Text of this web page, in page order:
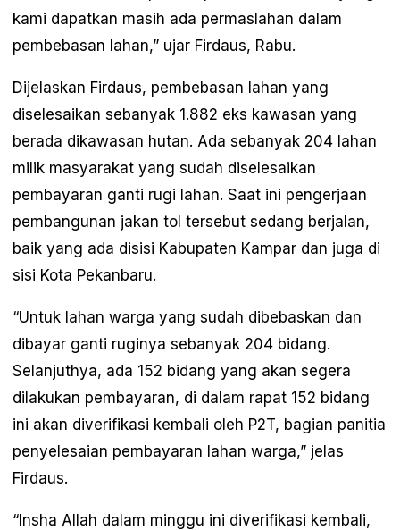
kami dapatkan masih ada permaslahan dalam
pembebasan lahan,” ujar Firdaus, Rabu.
Dijelaskan Firdaus, pembebasan lahan yang
diselesaikan sebanyak 1.882 eks kawasan yang
berada dikawasan hutan. Ada sebanyak 204 lahan
milik masyarakat yang sudah diselesaikan
pembayaran ganti rugi lahan. Saat ini pengerjaan
pembangunan jakan tol tersebut sedang berjalan,
baik yang ada disisi Kabupaten Kampar dan juga di
sisi Kota Pekanbaru.
“Untuk lahan warga yang sudah dibebaskan dan
dibayar ganti ruginya sebanyak 204 bidang.
Selanjuthya, ada 152 bidang yang akan segera
dilakukan pembayaran, di dalam rapat 152 bidang
ini akan diverifikasi kembali oleh P2T, bagian panitia
penyelesaian pembayaran lahan warga,” jelas
Firdaus.
“Insha Allah dalam minggu ini diverifikasi kembali,